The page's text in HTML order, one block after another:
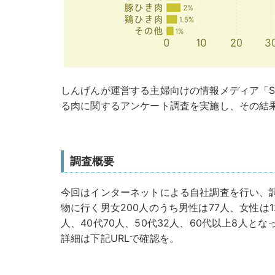
しんげんが運営する主婦向けの情報メディア
る肉に関するアンケート調査を実施し、その結
調査概要
今回はインターネットによる自社調査を行い、
物に行く男女200人のうち男性は77人、女性
人、40代70人、50代32人、60代以上8人とな
詳細は下記URLで確認を。